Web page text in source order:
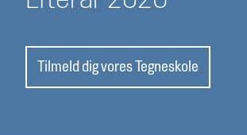
Tilmeld dig vores Tegneskole